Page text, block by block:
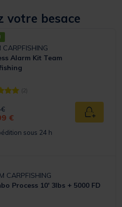
votre besace
CARPFISHING
Alarm Kit Team
Object] out of 5 Customer Rating
(2)
from
to
€ Ajouter
sous 24 h
CARPFISHING
Process 10' 3lbs + 5000 FD